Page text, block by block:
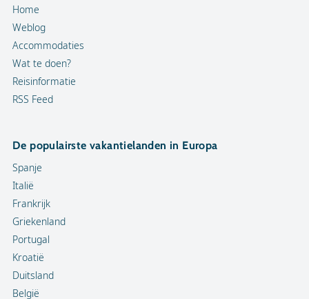
Home
Weblog
Accommodaties
Wat te doen?
Reisinformatie
RSS Feed
De populairste vakantielanden in Europa
Spanje
Italië
Frankrijk
Griekenland
Portugal
Kroatië
Duitsland
België